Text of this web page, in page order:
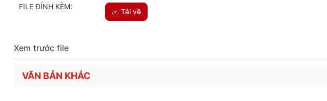
FILE ĐÍNH KÈM:
Tải về
Xem trước file
VĂN BẢN KHÁC